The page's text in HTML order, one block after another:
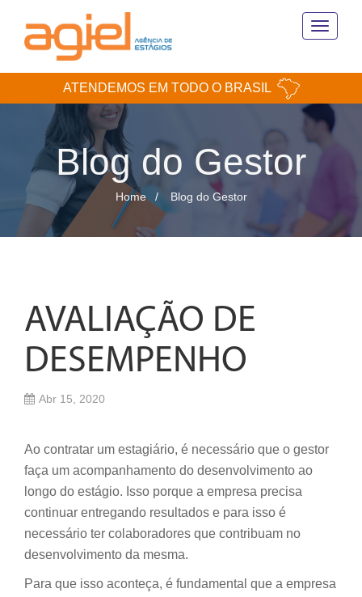
Toggle
ATENDEMOS EM TODO O BRASIL
Blog do Gestor
Home Blog do Gestor
AVALIAÇÃO DE
DESEMPENHO
Abr 15, 2020
Ao contratar um estagiário, é necessário que o gestor
faça um acompanhamento do desenvolvimento ao
longo do estágio. Isso porque a empresa precisa
continuar entregando resultados e para isso é
necessário ter colaboradores que contribuam no
desenvolvimento da mesma.
Para que isso aconteça, é fundamental que a empresa